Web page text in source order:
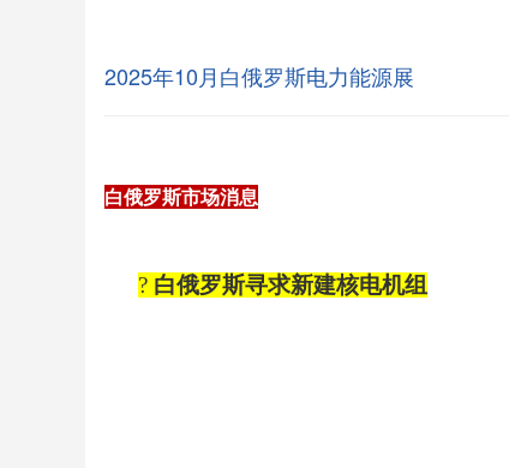
2025年10月白俄罗斯电力能源展
白俄罗斯市场消息
? 白俄罗斯寻求新建核电机组